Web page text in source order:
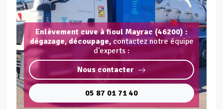
Enlèvement cuve à fioul Mayrac (46200) :
dégazage, découpage, contactez notre équipe
d'experts :
Nous contacter
05 87 01 71 40